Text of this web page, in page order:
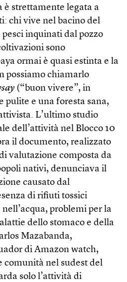
è strettamente legata a
chi vive nel bacino del
inquinati dal pozzo
sono
ormai è quasi estinta e la
possiamo chiamarlo
(“buon vivere”, in
pulite e una foresta sana,
L’ultimo studio
dell’attività nel Blocco 10
il documento, realizzato
valutazione composta da
nativi, denunciava il
causato dal
di rifiuti tossici
problemi per la
dello stomaco e della
Mazabanda,
di Amazon watch,
comunità nel sudest del
solo l’attività di